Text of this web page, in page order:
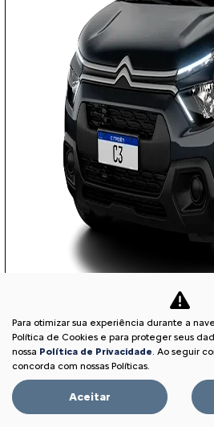
COM SEU USADO NA
PESSOA FÍSICA
Para otimizar sua experiência durante a
Política de Cookies e para proteger seus
nossa Política de Privacidade. Ao seguir
concorda com nossas Políticas.
Aceitar